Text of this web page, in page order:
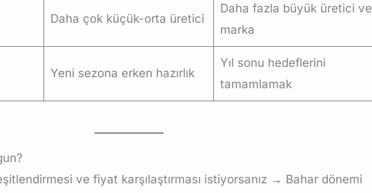
Daha çok küçük-orta üretici
Daha fazla büyük üretici ve
marka
Yeni sezona erken hazırlık
Yıl sonu hedeflerini
tamamlamak
ve fiyat karşılaştırması istiyorsanız → Bahar dönemi